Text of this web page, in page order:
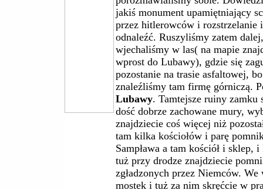
jakiś monument upamiętniający
przez hitlerowców i rozstrzelanie
odnaleźć. Ruszyliśmy zatem
wjechaliśmy w las( na mapie
wprost do Lubawy), gdzie się
pozostanie na trasie asfaltowej,
znaleźliśmy tam firmę górniczą.
Lubawy. Tamtejsze ruiny zamku
dość dobrze zachowane mury,
znajdziecie coś więcej niż
tam kilka kościołów i parę
Sampława a tam kościół i sklep,
tuż przy drodze znajdziecie
zgładzonych przez Niemców.
mostek i tuż za nim skręćcie w